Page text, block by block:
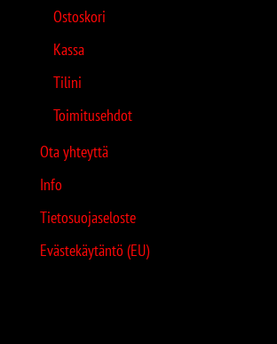
Ostoskori
Kassa
Tilini
Toimitusehdot
Ota yhteyttä
Info
Tietosuojaseloste
Evästekäytäntö (EU)